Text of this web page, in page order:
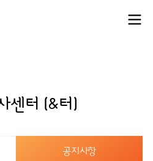
센터 (&터)
공지사항